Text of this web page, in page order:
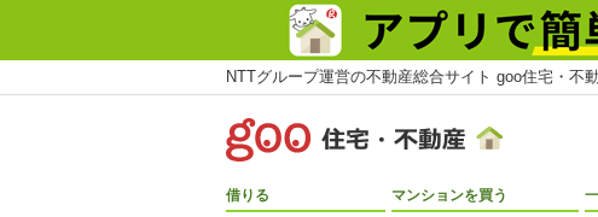
NTTグループ運営の不動産総合サイト goo住宅・不
借りる マンションを買う